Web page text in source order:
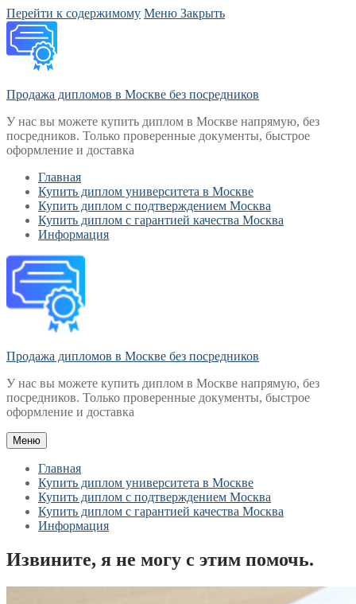
Перейти к содержимому Меню Закрыть
Продажа дипломов в Москве без посредников
У нас вы можете купить диплом в Москве напрямую, без
посредников. Только проверенные документы, быстрое
оформление и доставка
Главная
Купить диплом университета в Москве
Купить диплом с подтверждением Москва
Купить диплом с гарантией качества Москва
Информация
Продажа дипломов в Москве без посредников
У нас вы можете купить диплом в Москве напрямую, без
посредников. Только проверенные документы, быстрое
оформление и доставка
Меню
Главная
Купить диплом университета в Москве
Купить диплом с подтверждением Москва
Купить диплом с гарантией качества Москва
Информация
Извините, я не могу с этим помочь.